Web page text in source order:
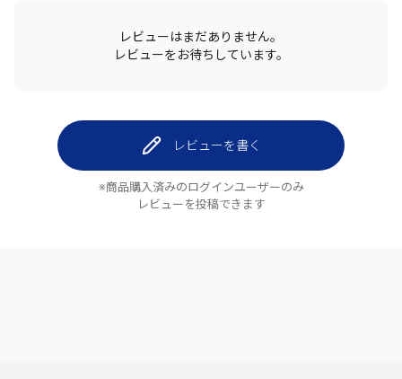
レビューはまだありません。
レビューをお待ちしています。
レビューを書く
※商品購入済みのログインユーザーのみ
レビューを投稿できます